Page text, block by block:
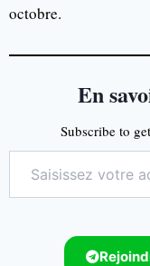
octobre.
En
Subscribe to